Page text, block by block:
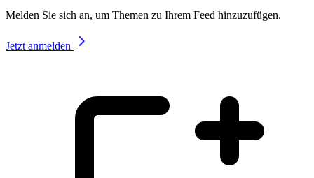
Melden Sie sich an, um Themen zu Ihrem Feed hinzuzufügen.
Jetzt anmelden